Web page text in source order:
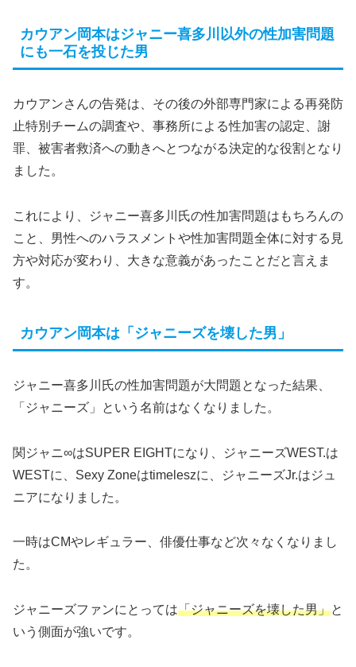
カウアン岡本はジャニー喜多川以外の性加害問題
にも一石を投じた男
カウアンさんの告発は、その後の外部専門家による再発防
止特別チームの調査や、事務所による性加害の認定、謝
罪、被害者救済への動きへとつながる決定的な役割となり
ました。
これにより、ジャニー喜多川氏の性加害問題はもちろんの
こと、男性へのハラスメントや性加害問題全体に対する見
方や対応が変わり、大きな意義があったことだと言えま
す。
カウアン岡本は「ジャニーズを壊した男」
ジャニー喜多川氏の性加害問題が大問題となった結果、
「ジャニーズ」という名前はなくなりました。
関ジャニ∞はSUPER EIGHTになり、ジャニーズWEST.は
WESTに、Sexy Zoneはtimeleszに、ジャニーズJr.はジュ
ニアになりました。
一時はCMやレギュラー、俳優仕事など次々なくなりまし
た。
ジャニーズファンにとっては「ジャニーズを壊した男」と
いう側面が強いです。